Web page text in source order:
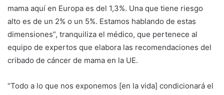
mama aquí en Europa es del 1,3%. Una que tiene riesgo
alto es de un 2% o un 5%. Estamos hablando de estas
dimensiones”, tranquiliza el médico, que pertenece al
equipo de expertos que elabora las recomendaciones del
cribado de cáncer de mama en la UE.
“Todo a lo que nos exponemos [en la vida] condicionará el